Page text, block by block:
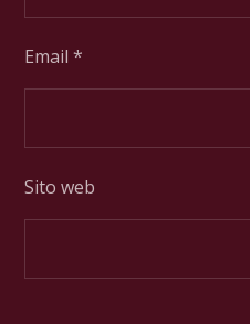
Email*
Sito web